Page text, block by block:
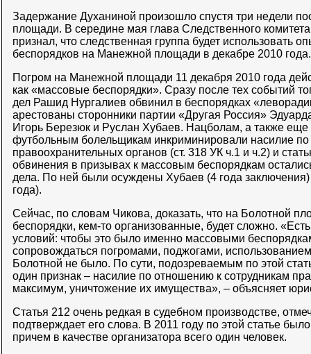
Задержание Духаниной произошло спустя три недели
площади. В середине мая глава Следственного
признал, что следственная группа будет использовать
беспорядков на Манежной площади в декабре 2010 года.
Погром на Манежной площади 11 декабря 2010 года
как «массовые беспорядки». Сразу после тех событий
дел Рашид Нургалиев обвинил в беспорядках
арестованы сторонники партии «Другая Россия»
Игорь Березюк и Руслан Хубаев. Нацболам, а также
футбольным болельщикам инкриминировали насилие
правоохранительных органов (ст. 318 УК ч.1 и ч.2) и
обвинения в призывах к массовым беспорядкам
дела. По ней были осуждены Хубаев (4 года
года).
Сейчас, по словам Чикова, доказать, что на Болотной
беспорядки, кем-то организованные, будет сложно.
условий: чтобы это было именно массовыми
сопровождаться погромами, поджогами,
Болотной не было. По сути, подозреваемым по этой
один признак – насилие по отношению к сотрудникам
максимум, уничтожение их имущества», – объясняет
Статья 212 очень редкая в судебном производстве,
подтверждает его слова. В 2011 году по этой статье
причем в качестве организатора всего один человек.